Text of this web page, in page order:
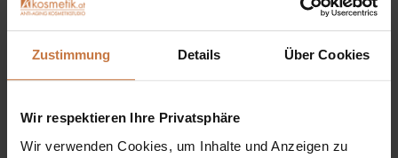
Zustimmung Details Über Cookies
Wir respektieren Ihre Privatsphäre
Wir verwenden Cookies, um Inhalte und Anzeigen zu